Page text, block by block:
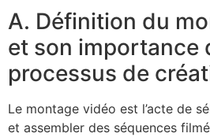
A. Définition du
et son importance
processus de
Le montage vidéo est l’acte de
et assembler des séquences